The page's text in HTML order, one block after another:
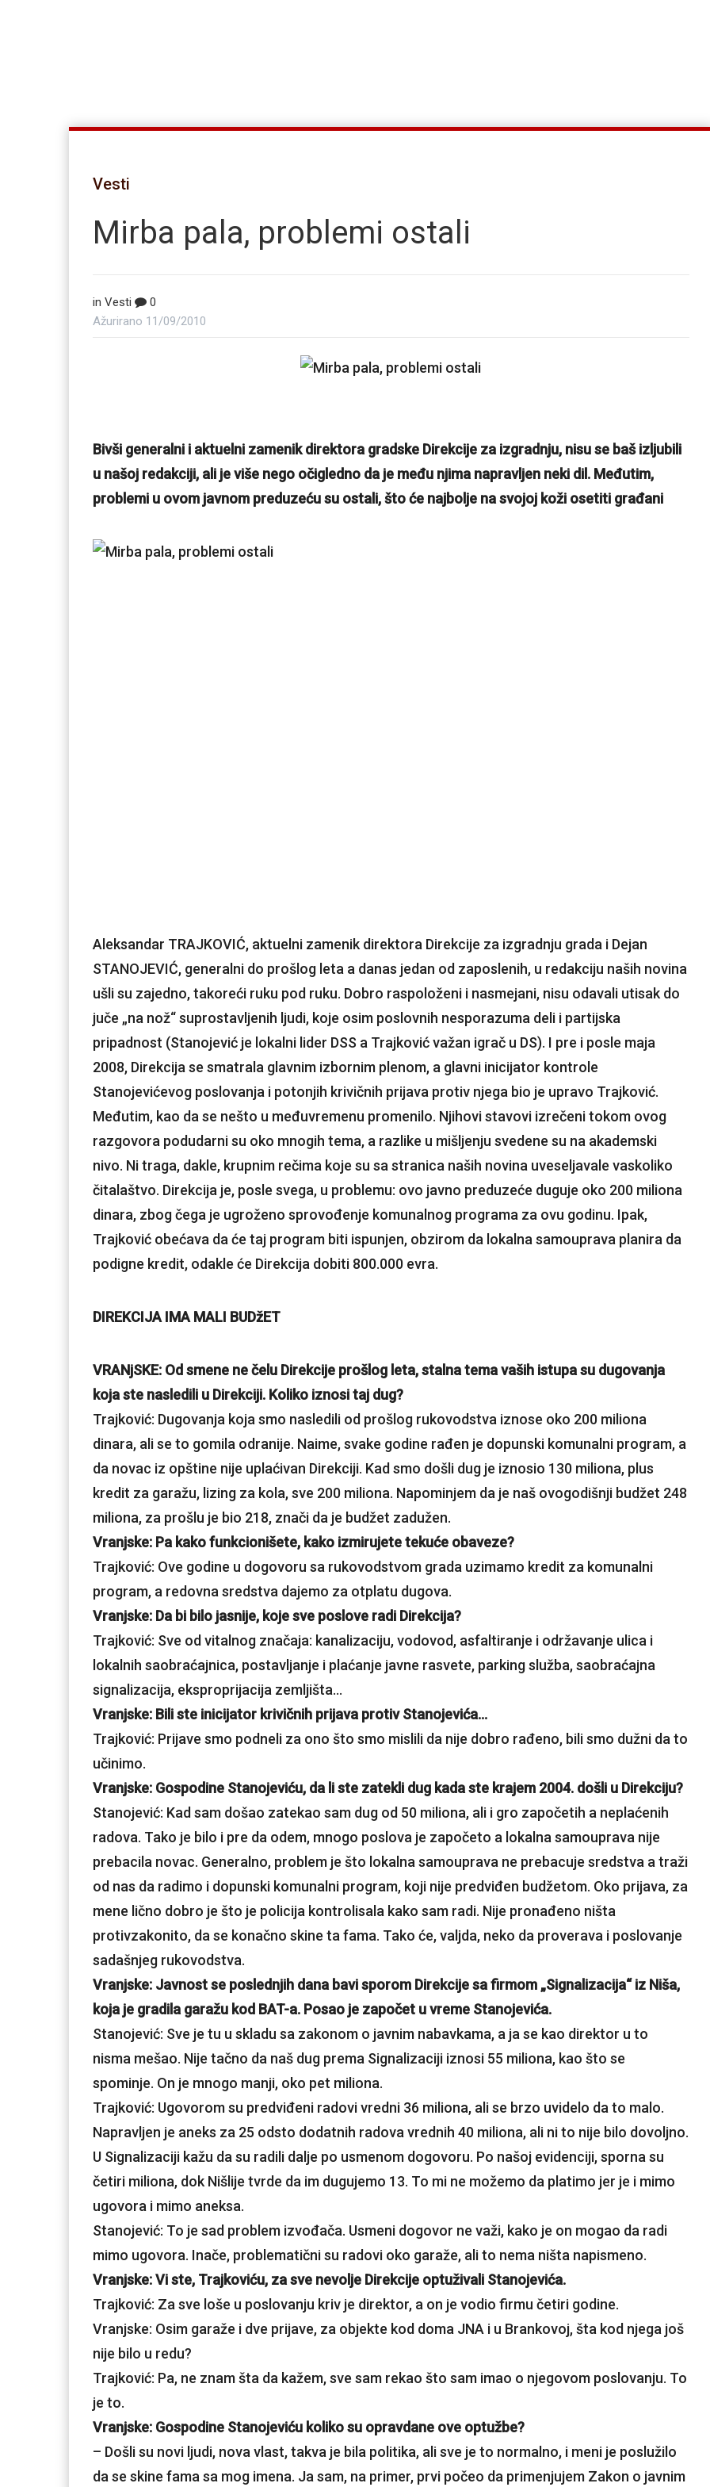
Vesti
Mirba pala, problemi ostali
in Vesti
0
Ažurirano 11/09/2010
Bivši generalni i aktuelni zamenik direktora gradske Direkcije za izgradnju, nisu se baš izljubili
u našoj redakciji, ali je više nego očigledno da je među njima napravljen neki dil. Međutim,
problemi u ovom javnom preduzeću su ostali, što će najbolje na svojoj koži osetiti građani
Aleksandar TRAJKOVIĆ, aktuelni zamenik direktora Direkcije za izgradnju grada i Dejan
STANOJEVIĆ, generalni do prošlog leta a danas jedan od zaposlenih, u redakciju naših novina
ušli su zajedno, takoreći ruku pod ruku. Dobro raspoloženi i nasmejani, nisu odavali utisak do
juče „na nož“ suprostavljenih ljudi, koje osim poslovnih nesporazuma deli i partijska
pripadnost (Stanojević je lokalni lider DSS a Trajković važan igrač u DS). I pre i posle maja
2008, Direkcija se smatrala glavnim izbornim plenom, a glavni inicijator kontrole
Stanojevićevog poslovanja i potonjih krivičnih prijava protiv njega bio je upravo Trajković.
Međutim, kao da se nešto u međuvremenu promenilo. Njihovi stavovi izrečeni tokom ovog
razgovora podudarni su oko mnogih tema, a razlike u mišljenju svedene su na akademski
nivo. Ni traga, dakle, krupnim rečima koje su sa stranica naših novina uveseljavale vaskoliko
čitalaštvo. Direkcija je, posle svega, u problemu: ovo javno preduzeće duguje oko 200 miliona
dinara, zbog čega je ugroženo sprovođenje komunalnog programa za ovu godinu. Ipak,
Trajković obećava da će taj program biti ispunjen, obzirom da lokalna samouprava planira da
podigne kredit, odakle će Direkcija dobiti 800.000 evra.
DIREKCIJA IMA MALI BUDžET
VRANjSKE: Od smene ne čelu Direkcije prošlog leta, stalna tema vaših istupa su dugovanja
koja ste nasledili u Direkciji. Koliko iznosi taj dug?
Trajković: Dugovanja koja smo nasledili od prošlog rukovodstva iznose oko 200 miliona
dinara, ali se to gomila odranije. Naime, svake godine rađen je dopunski komunalni program, a
da novac iz opštine nije uplaćivan Direkciji. Kad smo došli dug je iznosio 130 miliona, plus
kredit za garažu, lizing za kola, sve 200 miliona. Napominjem da je naš ovogodišnji budžet 248
miliona, za prošlu je bio 218, znači da je budžet zadužen.
Vranjske: Pa kako funkcionišete, kako izmirujete tekuće obaveze?
Trajković: Ove godine u dogovoru sa rukovodstvom grada uzimamo kredit za komunalni
program, a redovna sredstva dajemo za otplatu dugova.
Vranjske: Da bi bilo jasnije, koje sve poslove radi Direkcija?
Trajković: Sve od vitalnog značaja: kanalizaciju, vodovod, asfaltiranje i održavanje ulica i
lokalnih saobraćajnica, postavljanje i plaćanje javne rasvete, parking služba, saobraćajna
signalizacija, eksproprijacija zemljišta…
Vranjske: Bili ste inicijator krivičnih prijava protiv Stanojevića…
Trajković: Prijave smo podneli za ono što smo mislili da nije dobro rađeno, bili smo dužni da to
učinimo.
Vranjske: Gospodine Stanojeviću, da li ste zatekli dug kada ste krajem 2004. došli u Direkciju?
Stanojević: Kad sam došao zatekao sam dug od 50 miliona, ali i gro započetih a neplaćenih
radova. Tako je bilo i pre da odem, mnogo poslova je započeto a lokalna samouprava nije
prebacila novac. Generalno, problem je što lokalna samouprava ne prebacuje sredstva a traži
od nas da radimo i dopunski komunalni program, koji nije predviđen budžetom. Oko prijava, za
mene lično dobro je što je policija kontrolisala kako sam radi. Nije pronađeno ništa
protivzakonito, da se konačno skine ta fama. Tako će, valjda, neko da proverava i poslovanje
sadašnjeg rukovodstva.
Vranjske: Javnost se poslednjih dana bavi sporom Direkcije sa firmom „Signalizacija“ iz Niša,
koja je gradila garažu kod BAT-a. Posao je započet u vreme Stanojevića.
Stanojević: Sve je tu u skladu sa zakonom o javnim nabavkama, a ja se kao direktor u to
nisma mešao. Nije tačno da naš dug prema Signalizaciji iznosi 55 miliona, kao što se
spominje. On je mnogo manji, oko pet miliona.
Trajković: Ugovorom su predviđeni radovi vredni 36 miliona, ali se brzo uvidelo da to malo.
Napravljen je aneks za 25 odsto dodatnih radova vrednih 40 miliona, ali ni to nije bilo dovoljno.
U Signalizaciji kažu da su radili dalje po usmenom dogovoru. Po našoj evidenciji, sporna su
četiri miliona, dok Nišlije tvrde da im dugujemo 13. To mi ne možemo da platimo jer je i mimo
ugovora i mimo aneksa.
Stanojević: To je sad problem izvođača. Usmeni dogovor ne važi, kako je on mogao da radi
mimo ugovora. Inače, problematični su radovi oko garaže, ali to nema ništa napismeno.
Vranjske: Vi ste, Trajkoviću, za sve nevolje Direkcije optuživali Stanojevića.
Trajković: Za sve loše u poslovanju kriv je direktor, a on je vodio firmu četiri godine.
Vranjske: Osim garaže i dve prijave, za objekte kod doma JNA i u Brankovoj, šta kod njega još
nije bilo u redu?
Trajković: Pa, ne znam šta da kažem, sve sam rekao što sam imao o njegovom poslovanju. To
je to.
Vranjske: Gospodine Stanojeviću koliko su opravdane ove optužbe?
– Došli su novi ljudi, nova vlast, takva je bila politika, ali sve je to normalno, i meni je poslužilo
da se skine fama sa mog imena. Ja sam, na primer, prvi počeo da primenjujem Zakon o javnim